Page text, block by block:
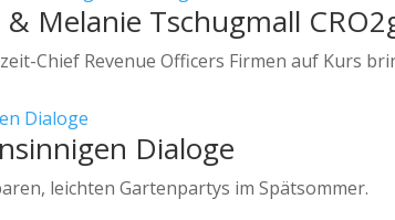
Melanie Tschugmall
Chief Revenue Officers Firmen auf Kurs
Dialoge
leichten Gartenpartys im Spätsommer.